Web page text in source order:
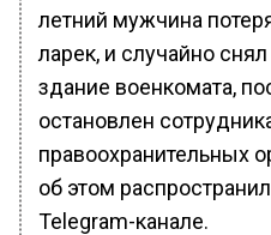
летний мужчина
ларек, и случайно
здание военкомата,
остановлен
правоохранительных
об этом
Telegram-канале.